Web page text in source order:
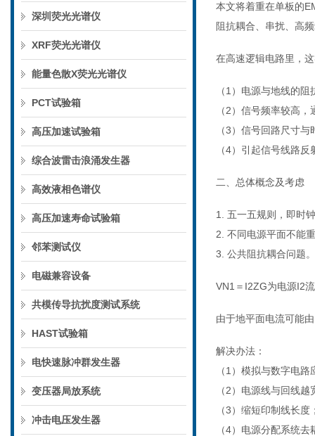
深圳荧光光谱仪
XRF荧光光谱仪
能量色散X荧光光谱仪
PCT试验箱
高压加速试验箱
综合波雷击浪涌发生器
高效液相色谱仪
高压加速寿命试验箱
邻苯测试仪
电磁兼容设备
共模传导抗扰度测试系统
HAST试验箱
电快速脉冲群发生器
变压器局放系统
冲击电压发生器
本文将着重在单板的
阻抗耦合、串扰、高
在高速逻辑电路里，
（1）电源与地线的
（2）信号频率较高
（3）信号回路尺寸
（4）引起信号线路
二、总体概念及考虑
1. 五一五规则，即时
2. 不同电源平面不能
3. 公共阻抗耦合问题。
VN1＝I2ZG为电源I2
由于地平面电流可能
解决办法：
（1）模拟与数字电
（2）电源线与回线越
（3）缩短印制线长度
（4）电源分配系统去